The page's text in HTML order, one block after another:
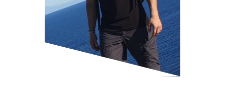
Everybody pulled his
weight. Gee our old Lasalle